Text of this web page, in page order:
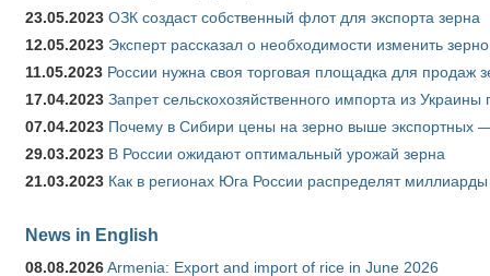
23.05.2023 ОЗК создаст собственный флот для экспорта зерна
12.05.2023 Эксперт рассказал о необходимости изменить
11.05.2023 России нужна своя торговая площадка для продаж
17.04.2023 Запрет сельскохозяйственного импорта из
07.04.2023 Почему в Сибири цены на зерно выше экспортных
29.03.2023 В России ожидают оптимальный урожай зерна
21.03.2023 Как в регионах Юга России распределят
News in English
08.08.2026Armenia: Export and import of rice in June 2026